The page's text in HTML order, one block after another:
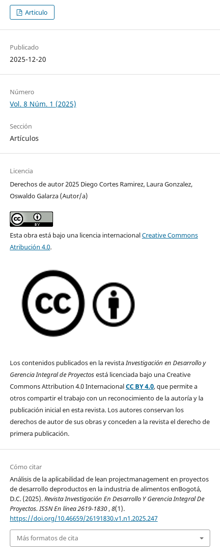
Articulo
Publicado
2025-12-20
Número
Vol. 8 Núm. 1 (2025)
Sección
Artículos
Licencia
Derechos de autor 2025 Diego Cortes Ramirez, Laura Gonzalez,
Oswaldo Galarza (Autor/a)
Esta obra está bajo una licencia internacionalCreative Commons
Atribución 4.0.
Los contenidos publicados en la revistaInvestigación en Desarrollo y
Gerencia Integral de Proyectosestá licenciada bajo una Creative
Commons Attribution 4.0 InternacionalCC BY 4.0, que permite a
otros compartir el trabajo con un reconocimiento de la autoría y la
publicación inicial en esta revista. Los autores conservan los
derechos de autor de sus obras y conceden a la revista el derecho de
primera publicación.
Cómo citar
Análisis de la aplicabilidad de lean projectmanagement en proyectos
de desarrollo deproductos en la industria de alimentos enBogotá,
D.C. (2025).Revista Investigación En Desarrollo Y Gerencia Integral De
Proyectos. ISSN En línea 2619-1830,8(1).
https://doi.org/10.46659/26191830.v1.n1.2025.247
Más formatos de cita